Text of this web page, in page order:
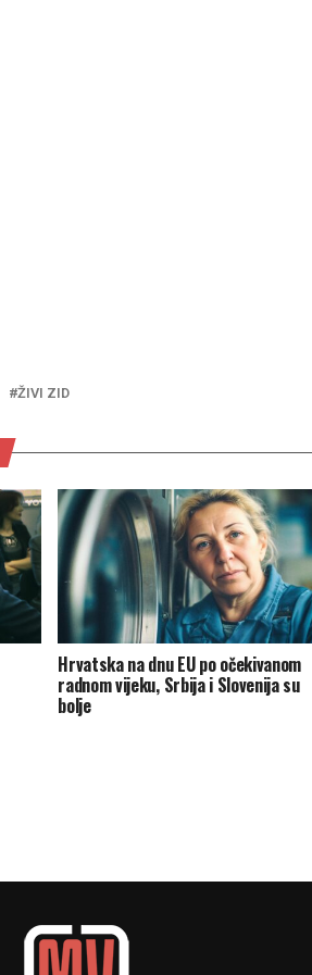
ŽIVI ZID
Hrvatska na dnu EU po očekivanom
radnom vijeku, Srbija i Slovenija su
bolje